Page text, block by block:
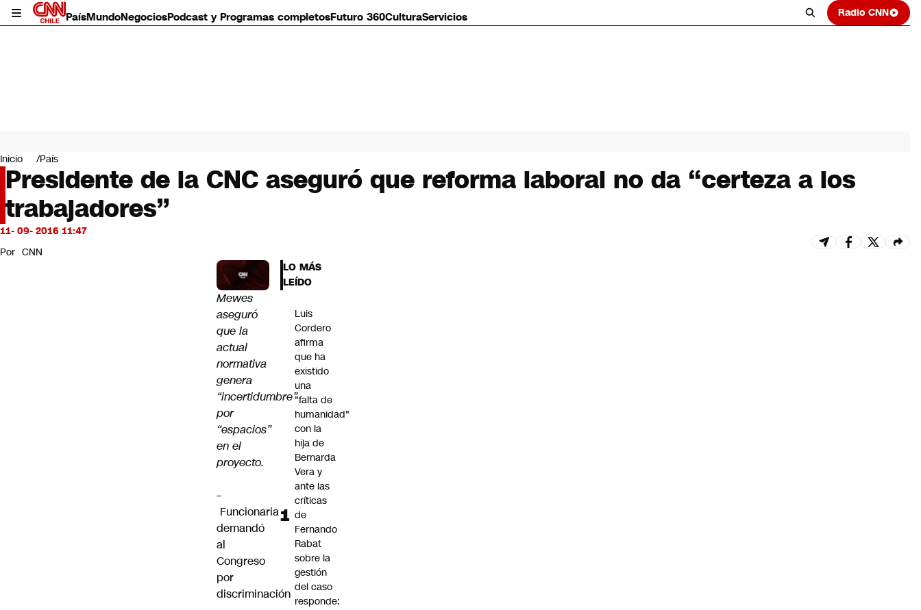
PaísMundoNegociosPodcast y Programas completosFuturo 360CulturaServicios Radio CNN
Mundo
Negocios
Deportes
Programas completos
Cultura
Servicios
Bits
CNN Data
Inicio País
Presidente de la CNC aseguró que reforma laboral no da “certeza a los
trabajadores”
11- 09- 2016 11:47
Por CNN
Mewes
aseguró
que la
actual
normativa
genera
“incertidumbre”
por
“espacios”
en el
proyecto.
–
Funcionaria
demandó
al
Congreso
por
discriminación
LO MÁS
LEÍDO
Luis
Cordero
afirma
que ha
existido
una
"falta de
humanidad"
con la
hija de
Bernarda
Vera y
ante las
críticas
de
Fernando
Rabat
sobre la
gestión
del caso
responde: